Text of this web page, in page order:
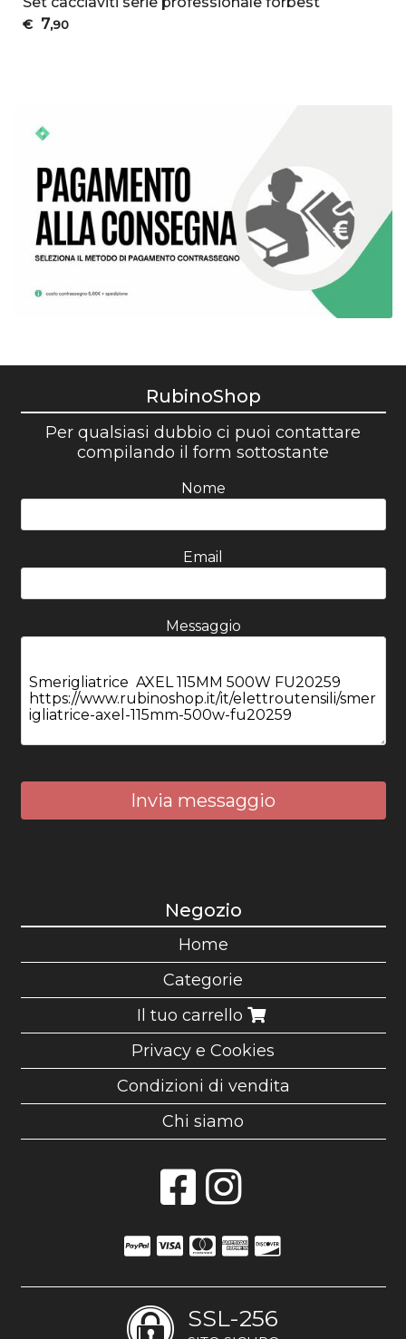
€ 7,90
RubinoShop
Per qualsiasi dubbio ci puoi contattare
compilando il form sottostante
Nome
Email
Messaggio
Invia messaggio
Negozio
Home
Categorie
Il tuo carrello
Privacy e Cookies
Condizioni di vendita
Chi siamo
SSL-256